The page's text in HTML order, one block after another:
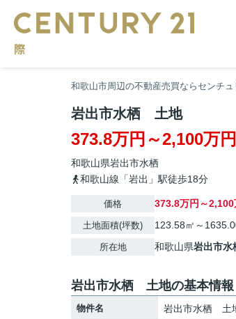
和歌山市周辺の不動産売買ならセンチ
岩出市水栖 土地
373.8万円～2,100万円
和歌山県岩出市水栖
和歌山線「岩出」駅徒歩18分
価格 373.8万円～2,100
土地面積(坪数) 123.58㎡～
所在地 和歌山県岩出市水
岩出市水栖 土地の基本情報
物件名 岩出市水栖 土